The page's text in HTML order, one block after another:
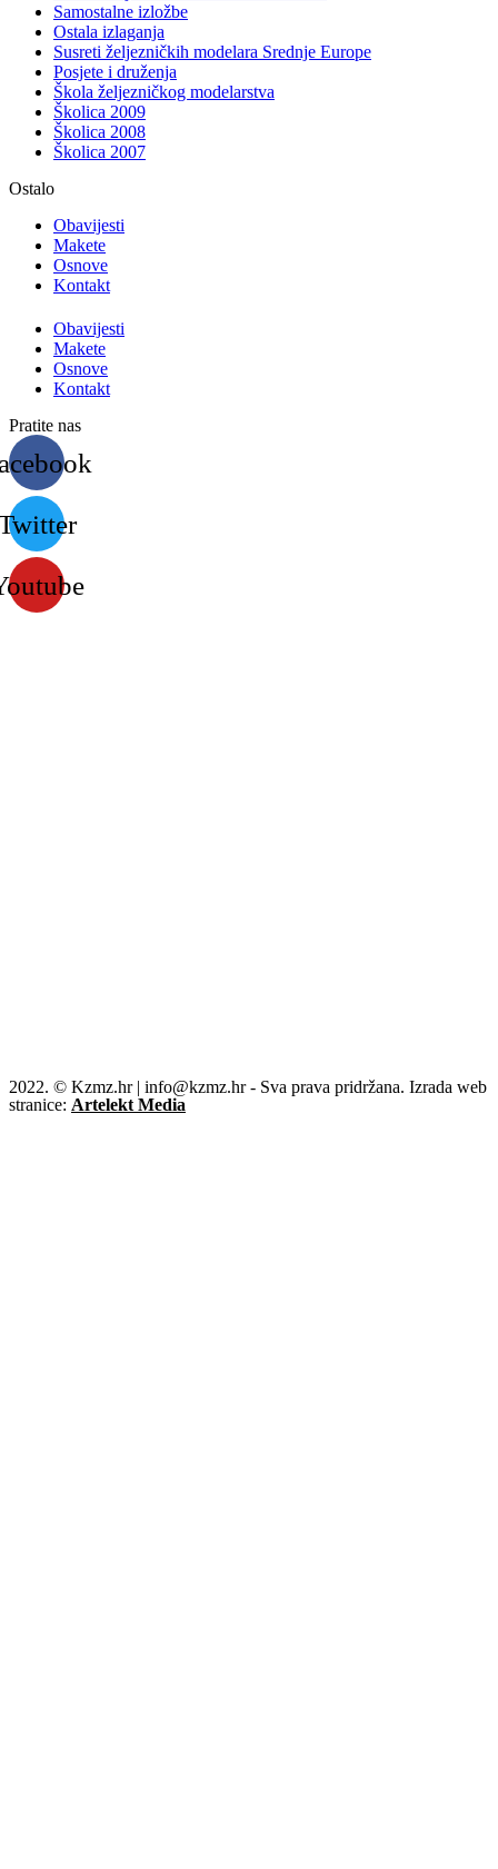
Samostalne izložbe
Ostala izlaganja
Susreti željezničkih modelara Srednje Europe
Posjete i druženja
Škola željezničkog modelarstva
Školica 2009
Školica 2008
Školica 2007
Ostalo
Obavijesti
Makete
Osnove
Kontakt
Obavijesti
Makete
Osnove
Kontakt
Pratite nas
2022. © Kzmz.hr | info@kzmz.hr - Sva prava pridržana. Izrada web
stranice: Artelekt Media